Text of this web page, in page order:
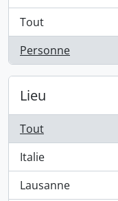
Tout
Personne
, 3 résultats
Lieu
Tout
Italie
, 1 résultats
Lausanne
, 1 résultats